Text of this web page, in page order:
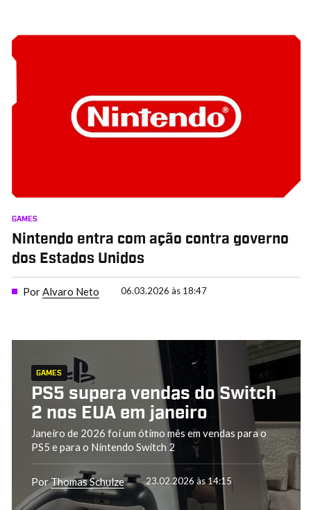
GAMES
Nintendo entra com ação contra governo
dos Estados Unidos
PorAlvaro Neto 06.03.2026 às 18:47
GAMES
PS5 supera vendas do Switch
2 nos EUA em janeiro
Janeiro de 2026 foi um ótimo mês em vendas para o
PS5 e para o Nintendo Switch 2
PorThomas Schulze 23.02.2026 às 14:15